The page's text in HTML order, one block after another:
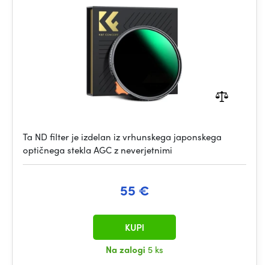
Ta ND filter je izdelan iz vrhunskega japonskega
optičnega stekla AGC z neverjetnimi
55 €
Na zalogi 5 ks
KUPI